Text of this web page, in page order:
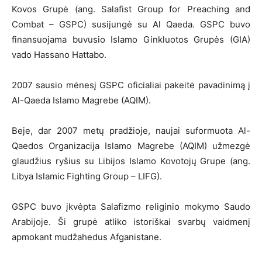
Kovos Grupė (ang. Salafist Group for Preaching and
Combat – GSPC) susijungė su Al Qaeda. GSPC buvo
finansuojama buvusio Islamo Ginkluotos Grupės (GIA)
vado Hassano Hattabo.
2007 sausio mėnesį GSPC oficialiai pakeitė pavadinimą į
Al-Qaeda Islamo Magrebe (AQIM).
Beje, dar 2007 metų pradžioje, naujai suformuota Al-
Qaedos Organizacija Islamo Magrebe (AQIM) užmezgė
glaudžius ryšius su Libijos Islamo Kovotojų Grupe (ang.
Libya Islamic Fighting Group – LIFG).
GSPC buvo įkvėpta Salafizmo religinio mokymo Saudo
Arabijoje. Ši grupė atliko istoriškai svarbų vaidmenį
apmokant mudžahedus Afganistane.